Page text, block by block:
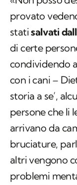
provato
statisalvati
di certe
condividendo
con i cani –
storia a se’,
persone che li
arrivano da
bruciature,
altri vengono
problemi